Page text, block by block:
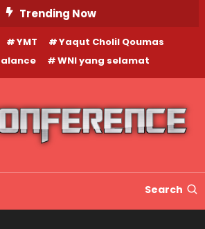
Trending Now
YMT
Yaqut Cholil Qoumas
WNI yang selamat
Search